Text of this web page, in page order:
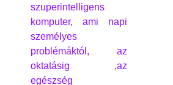
szuperintelligens
komputer, ami napi
személyes
problémáktól, az
oktatásig ,az
egészség